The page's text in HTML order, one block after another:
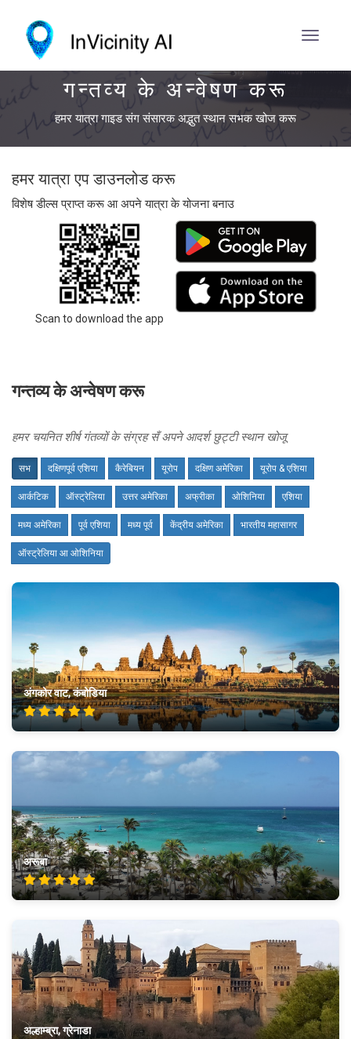
गन्तव्य के अन्वेषण करू
हमर यात्रा गाइड संग संसारक अद्भुत स्थान सभक खोज करू
हमर यात्रा एप डाउनलोड करू
विशेष डील्स प्राप्त करू आ अपने यात्रा के योजना बनाउ
Scan to download the app
गन्तव्य के अन्वेषण करू
हमर चयनित शीर्ष गंतव्यों के संग्रह सँ अपने आदर्श छुट्टी स्थान खोजू
सभ दक्षिणपूर्व एशिया कैरेबियन यूरोप दक्षिण अमेरिका यूरोप & एशिया
आर्कटिक ऑस्ट्रेलिया उत्तर अमेरिका अफ्रीका ओशिनिया एशिया
मध्य अमेरिका पूर्व एशिया मध्य पूर्व केंद्रीय अमेरिका भारतीय महासागर
ऑस्ट्रेलिया आ ओशिनिया
अंगकोर वाट, कंबोडिया
अरूबा
अल्हाम्ब्रा, ग्रेनाडा